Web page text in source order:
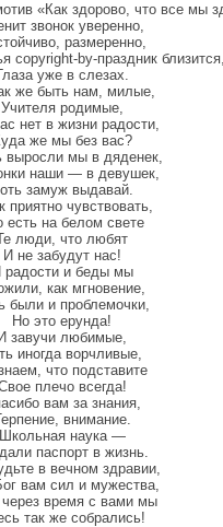
«Как здорово, что все мы
звонок уверенно,
размеренно,
copyright-by-праздник близится,
уже в слезах.
же быть нам, милые,
Учителя родимые,
нет в жизни радости,
же мы без вас?
выросли мы в дяденек,
наши — в девушек,
замуж выдавай.
приятно чувствовать,
есть на белом свете
люди, что любят
И не забудут нас!
радости и беды мы
как мгновение,
были и проблемочки,
Но это ерунда!
И завучи любимые,
иногда ворчливые,
что подставите
плечо всегда!
вам за знания,
внимание.
Школьная наука —
паспорт в жизнь.
в вечном здравии,
вам сил и мужества,
через время с вами мы
так же собрались!